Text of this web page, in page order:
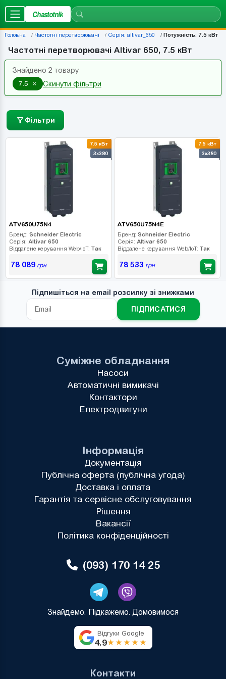
Chastotnik
Головна Частотні перетворювачі Серія: altivar_650 Потужність: 7.5 кВт
Частотні перетворювачі Altivar 650, 7.5 кВт
Знайдено 2 товару
7.5
× Скинути фільтри
Фільтри
7.5 кВт
3x380
ATV650U75N4
Бренд: Schneider Electric
Серія: Altivar 650
Віддалене керування Web/IoT: Так
78 089грн
7.5 кВт
3x380
ATV650U75N4E
Бренд: Schneider Electric
Серія: Altivar 650
Віддалене керування Web/IoT: Так
78 533 грн
Підпишіться на email розсилку зі знижками
ПІДПИСАТИСЯ
Інформація
Документація
Публічна оферта (публічна угода)
Доставка і оплата
Гарантія та сервісне обслуговування
Рішення
Вакансії
Політика конфіденційності
Суміжне обладнання
Насоси
Автоматичні вимикачі
Контактори
Електродвигуни
(093) 170 14 25
Знайдемо. Підкажемо. Домовимося
Відгуки Google
4.9★★★★★
Контакти